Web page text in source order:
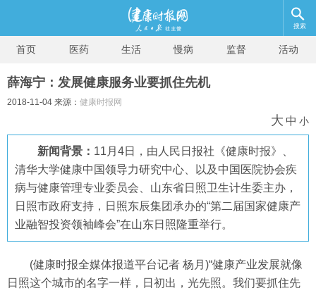
搜索
首页 医药 生活 慢病 监督 活动
薛海宁：发展健康服务业要抓住先机
2018-11-04 来源： 健康时报网
大 中 小
新闻背景： 11月4日，由人民日报社《健康时报》、
清华大学健康中国领导力研究中心、以及中国医院协会疾
病与健康管理专业委员会、山东省日照卫生计生委主办，
日照市政府支持，日照东辰集团承办的“第二届国家健康产
业融智投资领袖峰会”在山东日照隆重举行。
(健康时报全媒体报道平台记者 杨月)“健康产业发展就像
日照这个城市的名字一样，日初出，光先照。我们要抓住先